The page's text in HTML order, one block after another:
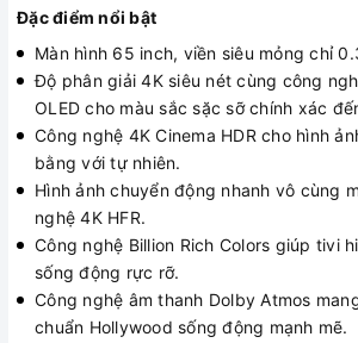
Đặc điểm nổi bật
Màn hình 65 inch, viền siêu mỏng chỉ
Độ phân giải 4K siêu nét cùng công
OLED cho màu sắc sặc sỡ chính xác
Công nghệ 4K Cinema HDR cho hình
bằng với tự nhiên.
Hình ảnh chuyển động nhanh vô cùng
nghệ4K HFR.
Công nghệ Billion Rich Colors giúp tivi
sống động rực rỡ.
Công nghệ âm thanh Dolby Atmos
chuẩn Hollywood sống động mạnh mẽ.